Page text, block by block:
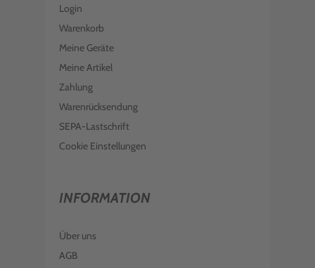
Login
Warenkorb
Meine Geräte
Meine Artikel
Zahlung
Warenrücksendung
SEPA-Lastschrift
Cookie Einstellungen
INFORMATION
Über uns
AGB